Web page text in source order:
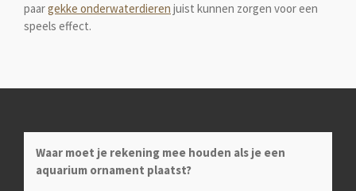
paargekke onderwaterdieren juist kunnen zorgen voor een
speels effect.
Waar moet je rekening mee houden als je een
aquarium ornament plaatst?